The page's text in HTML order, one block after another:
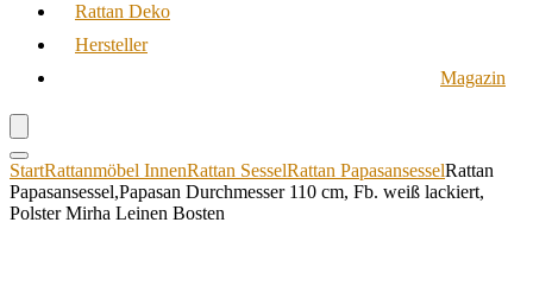
Rattan Deko
Hersteller
Magazin
StartRattanmöbel InnenRattan SesselRattan PapasansesselRattan
Papasansessel,Papasan Durchmesser 110 cm, Fb. weiß lackiert,
Polster Mirha Leinen Bosten